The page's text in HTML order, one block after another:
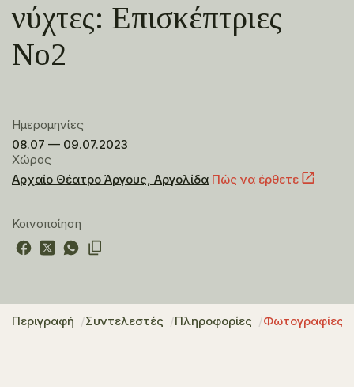
νύχτες: Επισκέπτριες
Νο2
Ημερομηνίες
08.07 — 09.07.2023
Χώρος
Αρχαίο Θέατρο Άργους, Αργολίδα Πώς να έρθετε
Κοινοποίηση
Περιγραφή Συντελεστές Πληροφορίες Φωτογραφίες